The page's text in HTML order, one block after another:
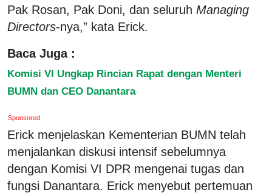
Pak Rosan, Pak Doni, dan seluruh Managing
Directors-nya,” kata Erick.
Baca Juga :
Komisi VI Ungkap Rincian Rapat dengan Menteri
BUMN dan CEO Danantara
Sponsored
Erick menjelaskan Kementerian BUMN telah
menjalankan diskusi intensif sebelumnya
dengan Komisi VI DPR mengenai tugas dan
fungsi Danantara. Erick menyebut pertemuan